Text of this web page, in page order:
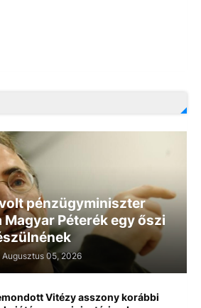
pénzügyminiszter
Péterék egy őszi
Augusztus 05, 2026
Vitézy asszony korábbi